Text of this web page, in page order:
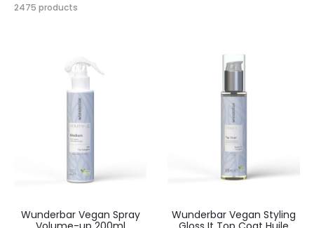
2475 products
Wunderbar Vegan Spray
Wunderbar Vegan Styling